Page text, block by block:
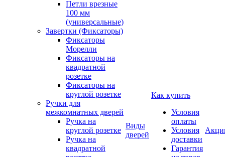
Петли врезные
100 мм
(универсальные)
Завертки (Фиксаторы)
Фиксаторы
Морелли
Фиксаторы на
квадратной
розетке
Фиксаторы на
круглой розетке
Ручки для
межкомнатных дверей
Ручка на
круглой розетке
Ручка на
квадратной
Виды
дверей
Как купить
Условия
оплаты
Условия
доставки
Гарантия